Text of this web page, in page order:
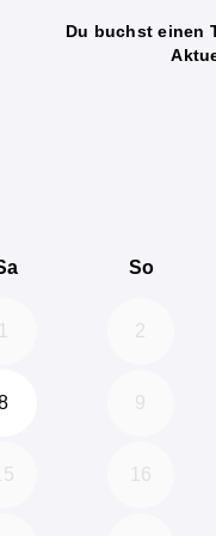
Du buchst einen
So
2
9
15 16